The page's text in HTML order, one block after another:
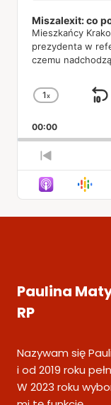
Miszalexit: co
Mieszkańcy
prezydenta w
czemu
Change
Rate
1x
00:00
Previous
Episode
Paulina
RP
Nazywam się
i od 2019 roku
W 2023 roku